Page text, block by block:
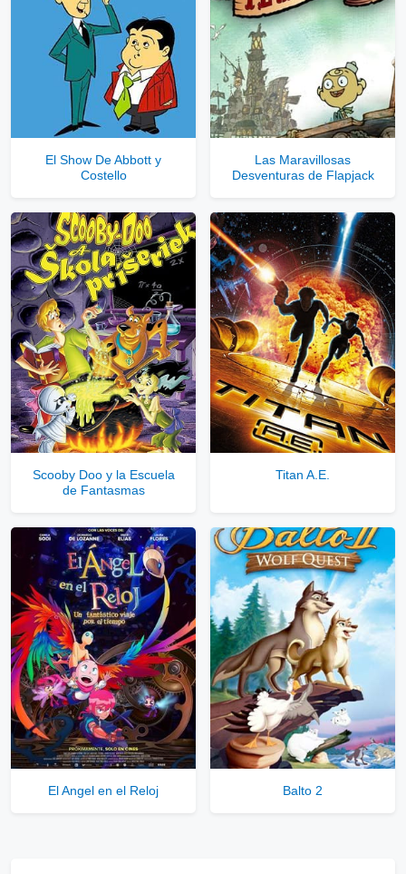
El Show De Abbott y
Costello
Las Maravillosas
Desventuras de Flapjack
Scooby Doo y la Escuela
de Fantasmas
Titan A.E.
El Angel en el Reloj Balto 2